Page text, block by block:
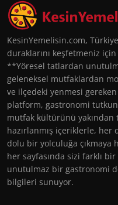
KesinYemelisin.com,
duraklarını keşfetmeniz
**Yöresel tatlardan
geleneksel mutfaklardan
ve ilçedeki yenmesi
platform, gastronomi
mutfak kültürünü yakından
hazırlanmış içeriklerle, her
dolu bir yolculuğa çıkmaya
her sayfasında sizi farklı
unutulmaz bir gastronomi
bilgileri sunuyor.